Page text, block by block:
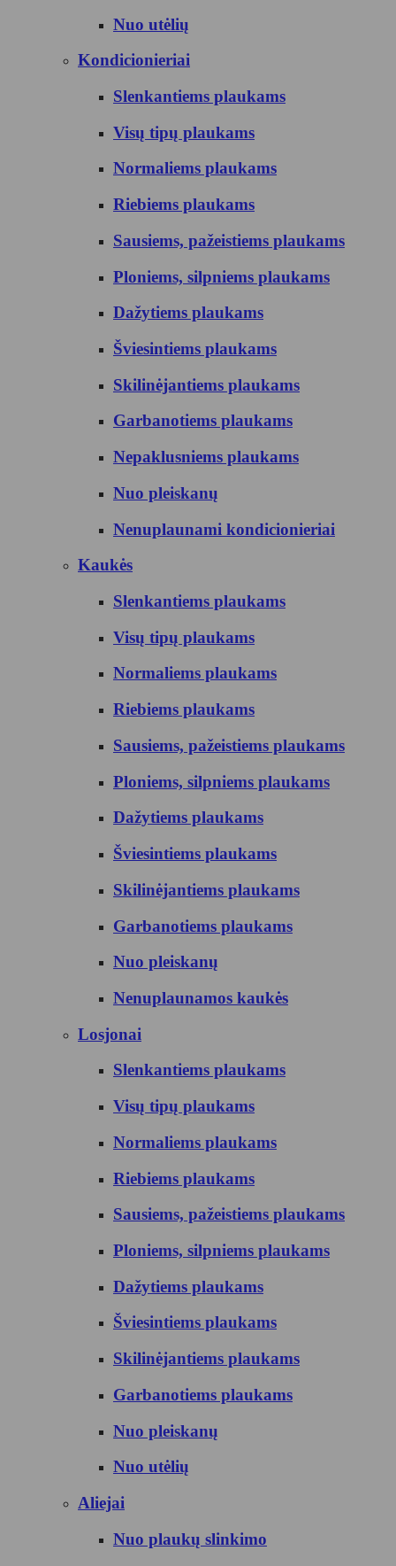
Nuo utėlių
Kondicionieriai
Slenkantiems plaukams
Visų tipų plaukams
Normaliems plaukams
Riebiems plaukams
Sausiems, pažeistiems plaukams
Ploniems, silpniems plaukams
Dažytiems plaukams
Šviesintiems plaukams
Skilinėjantiems plaukams
Garbanotiems plaukams
Nepaklusniems plaukams
Nuo pleiskanų
Nenuplaunami kondicionieriai
Kaukės
Slenkantiems plaukams
Visų tipų plaukams
Normaliems plaukams
Riebiems plaukams
Sausiems, pažeistiems plaukams
Ploniems, silpniems plaukams
Dažytiems plaukams
Šviesintiems plaukams
Skilinėjantiems plaukams
Garbanotiems plaukams
Nuo pleiskanų
Nenuplaunamos kaukės
Losjonai
Slenkantiems plaukams
Visų tipų plaukams
Normaliems plaukams
Riebiems plaukams
Sausiems, pažeistiems plaukams
Ploniems, silpniems plaukams
Dažytiems plaukams
Šviesintiems plaukams
Skilinėjantiems plaukams
Garbanotiems plaukams
Nuo pleiskanų
Nuo utėlių
Aliejai
Nuo plaukų slinkimo